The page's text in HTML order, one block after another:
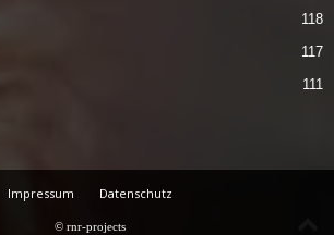
118
117
111
Impressum Datenschutz
© rnr-projects